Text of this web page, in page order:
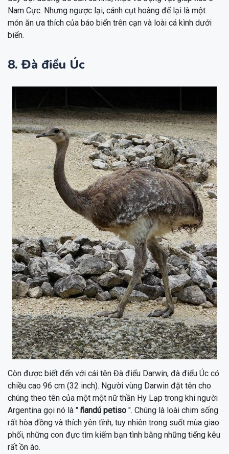
Nam Cực. Nhưng ngược lại, cánh cụt hoàng đế lại là một
món ăn ưa thích của báo biển trên cạn và loài cá kình dưới
biển.
8. Đà điều Úc
Còn được biết đến với cái tên Đà điểu Darwin, đà điểu Úc có
chiều cao 96 cm (32 inch). Người vùng Darwin đặt tên cho
chúng theo tên của một một nữ thần Hy Lạp trong khi người
Argentina gọi nó là " ñandú petiso ". Chúng là loài chim sống
rất hòa đồng và thích yên tĩnh, tuy nhiên trong suốt mùa giao
phối, những con đực tìm kiếm bạn tình bằng những tiếng kêu
rất ồn ào.